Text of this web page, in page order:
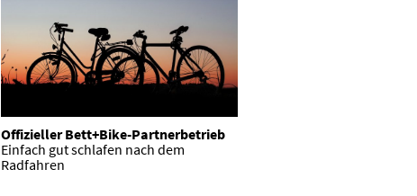
Offizieller Bett+Bike-Partnerbetrieb
Einfach gut schlafen nach dem
Radfahren